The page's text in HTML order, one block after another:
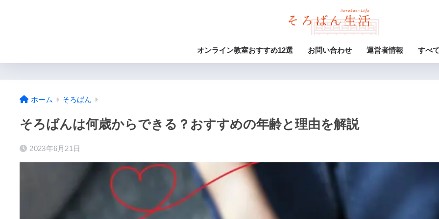
オンライン教室おすすめ12選 お問い合わせ 運営者情報 すべ
ホーム そろばん
そろばんは何歳からできる？おすすめの年齢と理由を解説
2023年6月21日